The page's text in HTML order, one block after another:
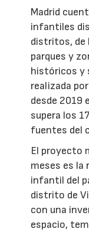
Madrid
infantiles
distritos, de
parques y
históricos y
realizada
desde 2019
supera los
fuentes del
El proyecto
meses es la
infantil del
distrito de
con una
espacio,